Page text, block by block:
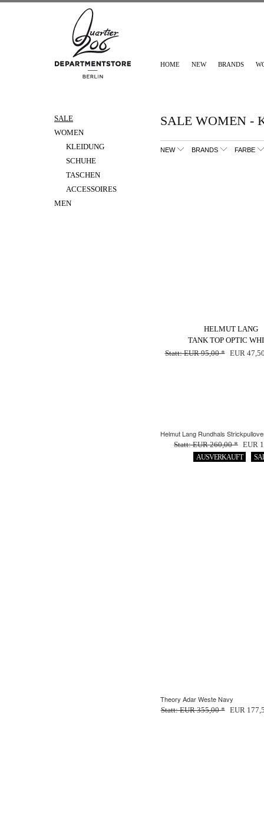
HOME NEW BRANDS
SALE
WOMEN
KLEIDUNG
SCHUHE
TASCHEN
ACCESSOIRES
MEN
SALE WOMEN -
NEW BRANDS FARBE
HELMUT LANG
TANK TOP OPTIC
Statt: EUR 95,00 * EUR
Helmut Lang Rundhals
Statt: EUR 260,00 * EUR
AUSVERKAUFT
Theory Adar Weste Navy
Statt: EUR 355,00 * EUR